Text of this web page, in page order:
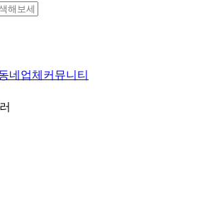
네업체 커뮤니티